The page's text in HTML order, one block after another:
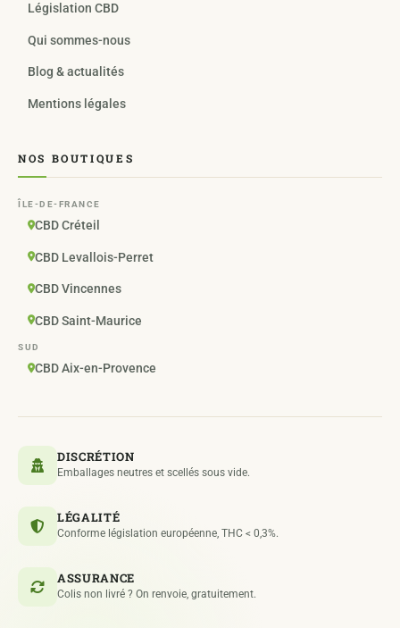
Législation CBD
Qui sommes-nous
Blog & actualités
Mentions légales
NOS BOUTIQUES
ÎLE-DE-FRANCE
CBD Créteil
CBD Levallois-Perret
CBD Vincennes
CBD Saint-Maurice
SUD
CBD Aix-en-Provence
DISCRÉTION
Emballages neutres et scellés sous vide.
LÉGALITÉ
Conforme législation européenne, THC < 0,3%.
ASSURANCE
Colis non livré ? On renvoie, gratuitement.